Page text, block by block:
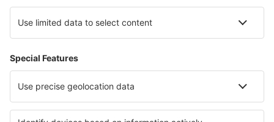
Unterkunft in Jackson Hole Unterkunft am Chiemsee